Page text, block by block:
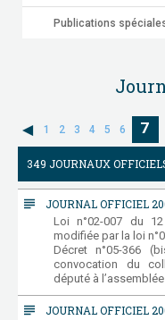
Publications
1 2 3 4 5 6 7
349 JOURNAUX
subject JOURNAL OFFICIEL
Loi n°02-007 du
modifiée par la loi
Décret n°05-366
convocation du
député à
subject JOURNAL OFFICIEL